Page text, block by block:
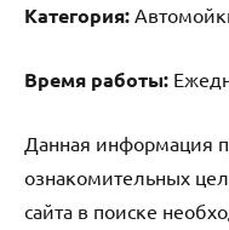
Категория:
Время работы:
Данная информация
ознакомительных
сайта в поиске